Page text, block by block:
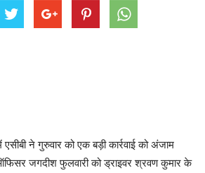
ने गुरुवार को एक बड़ी कार्रवाई को अंजाम
जगदीश फुलवारी को ड्राइवर श्रवण कुमार के